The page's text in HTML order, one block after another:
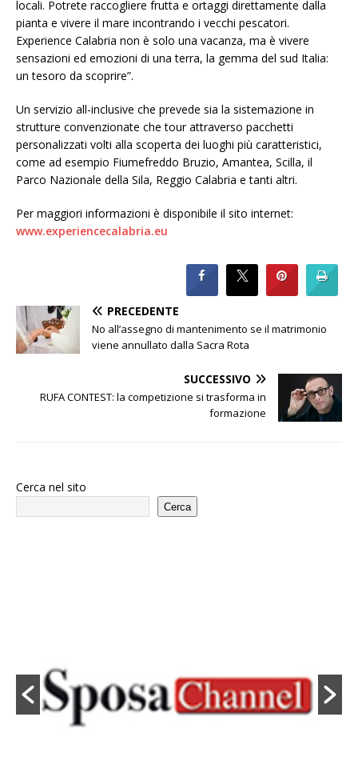
locali. Potrete raccogliere frutta e ortaggi direttamente dalla
pianta e vivere il mare incontrando i vecchi pescatori.
Experience Calabria non è solo una vacanza, ma è vivere
sensazioni ed emozioni di una terra, la gemma del sud Italia:
un tesoro da scoprire”.
Un servizio all-inclusive che prevede sia la sistemazione in
strutture convenzionate che tour attraverso pacchetti
personalizzati volti alla scoperta dei luoghi più caratteristici,
come ad esempio Fiumefreddo Bruzio, Amantea, Scilla, il
Parco Nazionale della Sila, Reggio Calabria e tanti altri.
Per maggiori informazioni è disponibile il sito internet:
www.experiencecalabria.eu
PRECEDENTE
No all’assegno di mantenimento se il matrimonio
viene annullato dalla Sacra Rota
SUCCESSIVO
RUFA CONTEST: la competizione si trasforma in
formazione
Cerca nel sito
Cerca